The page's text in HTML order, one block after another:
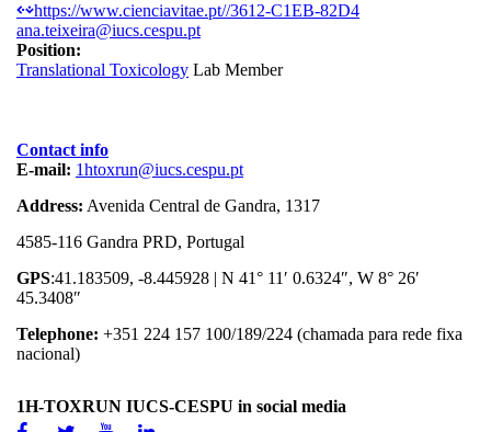
https://www.cienciavitae.pt//3612-C1EB-82D4
ana.teixeira@iucs.cespu.pt
Position:
Translational Toxicology Lab Member
Contact info
E-mail: 1htoxrun@iucs.cespu.pt
Address: Avenida Central de Gandra, 1317
4585-116 Gandra PRD, Portugal
GPS:41.183509, -8.445928 | N 41° 11′ 0.6324″, W 8° 26′
45.3408″
Telephone: +351 224 157 100/189/224 (chamada para rede fixa
nacional)
1H-TOXRUN IUCS-CESPU in social media